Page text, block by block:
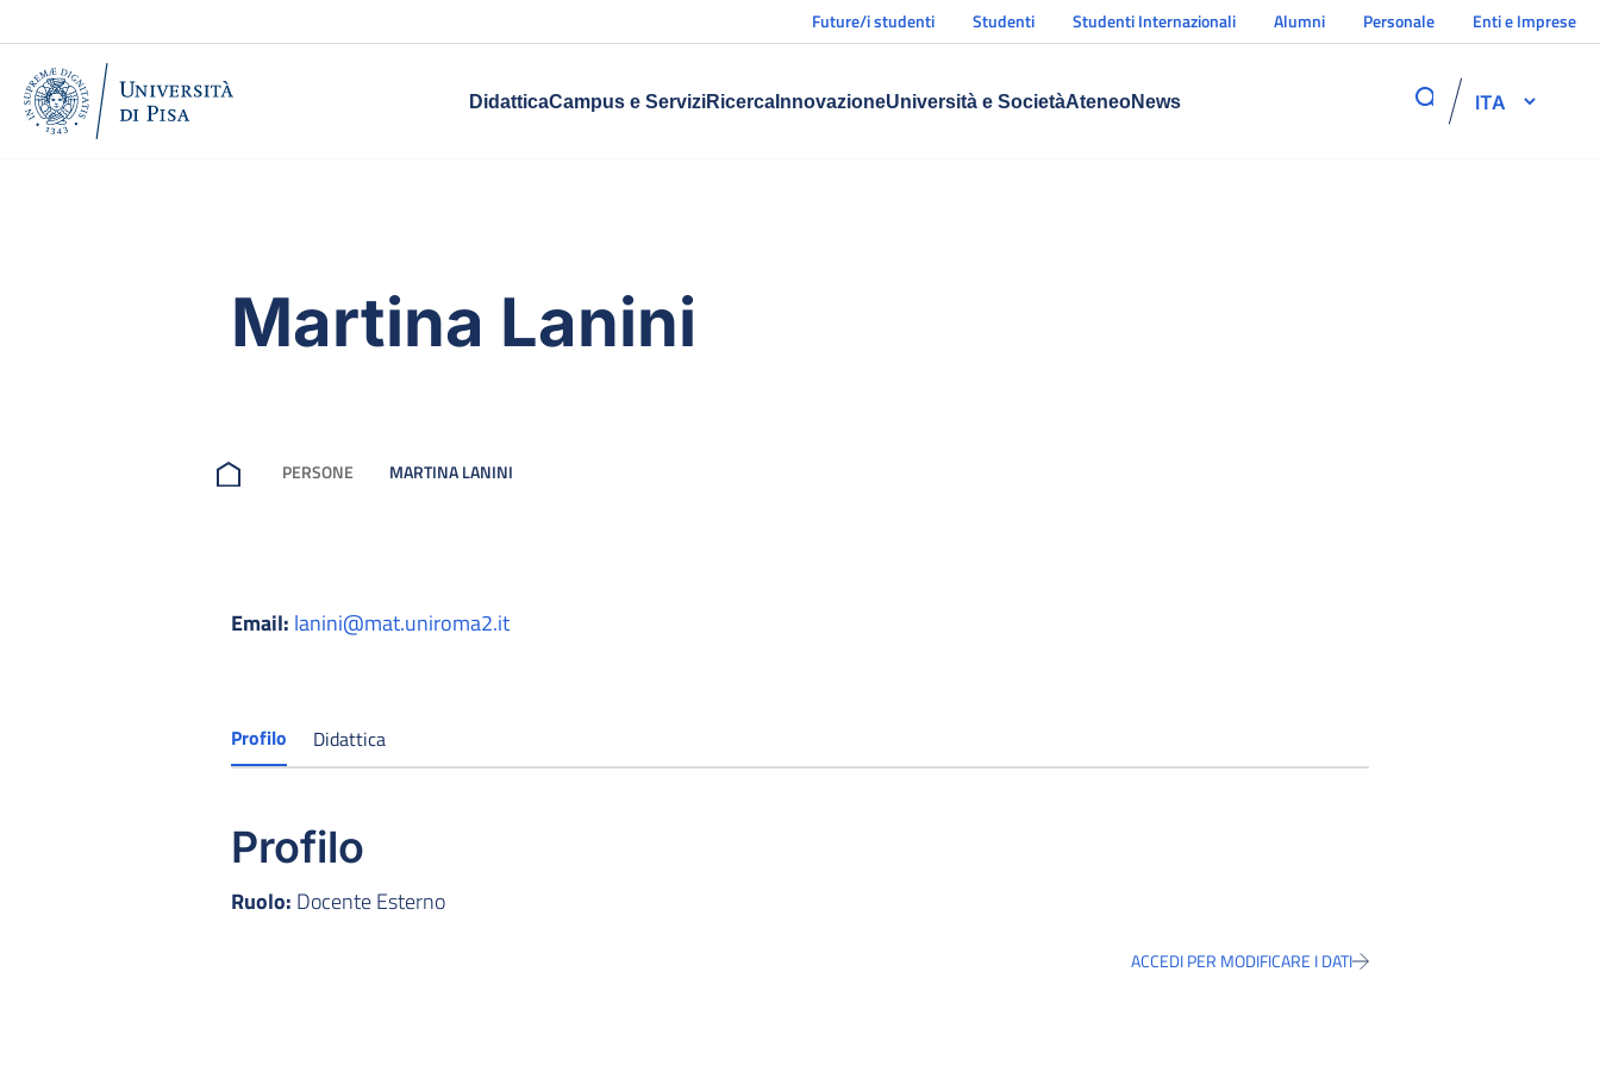
Future/i studenti Studenti Studenti Internazionali Alumni Personale Enti e Imprese
DidatticaCampus e ServiziRicercaInnovazioneUniversità e SocietàAteneoNews ITA
Martina Lanini
PERSONE MARTINA LANINI
Email: lanini@mat.uniroma2.it
Profilo Didattica
Profilo
Ruolo: Docente Esterno
ACCEDI PER MODIFICARE I DATI